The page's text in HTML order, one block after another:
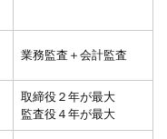
業務監査＋会計監査
取締役２年が最大
監査役４年が最大